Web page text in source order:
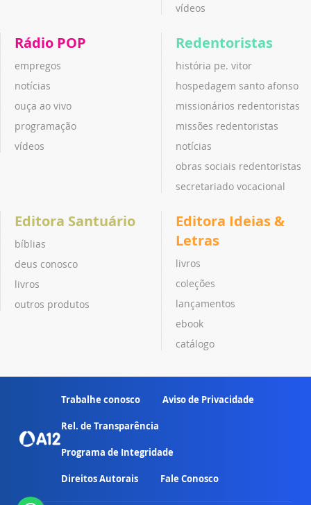
vídeos
Rádio POP
empregos
notícias
ouça ao vivo
programação
vídeos
Redentoristas
história pe. vitor
hospedagem santo afonso
missionários redentoristas
missões redentoristas
notícias
obras sociais redentoristas
secretariado vocacional
Editora Santuário
bíblias
deus conosco
livros
outros produtos
Editora Ideias &
Letras
livros
coleções
lançamentos
ebook
catálogo
Trabalhe conosco Aviso de Privacidade
Rel. de Transparência
Programa de Integridade
Direitos Autorais Fale Conosco